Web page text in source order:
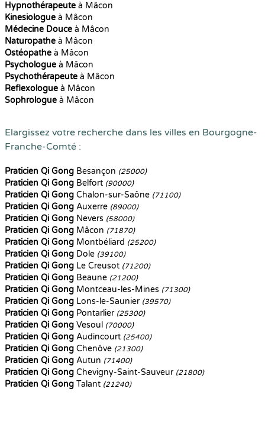
Hypnothérapeute à Mâcon
Kinesiologue à Mâcon
Médecine Douce à Mâcon
Naturopathe à Mâcon
Ostéopathe à Mâcon
Psychologue à Mâcon
Psychothérapeute à Mâcon
Reflexologue à Mâcon
Sophrologue à Mâcon
Elargissez votre recherche dans les villes en Bourgogne-
Franche-Comté :
Praticien Qi Gong Besançon (25000)
Praticien Qi Gong Belfort (90000)
Praticien Qi Gong Chalon-sur-Saône (71100)
Praticien Qi Gong Auxerre (89000)
Praticien Qi Gong Nevers (58000)
Praticien Qi Gong Mâcon (71870)
Praticien Qi Gong Montbéliard (25200)
Praticien Qi Gong Dole (39100)
Praticien Qi Gong Le Creusot (71200)
Praticien Qi Gong Beaune (21200)
Praticien Qi Gong Montceau-les-Mines (71300)
Praticien Qi Gong Lons-le-Saunier (39570)
Praticien Qi Gong Pontarlier (25300)
Praticien Qi Gong Vesoul (70000)
Praticien Qi Gong Audincourt (25400)
Praticien Qi Gong Chenôve (21300)
Praticien Qi Gong Autun (71400)
Praticien Qi Gong Chevigny-Saint-Sauveur (21800)
Praticien Qi Gong Talant (21240)